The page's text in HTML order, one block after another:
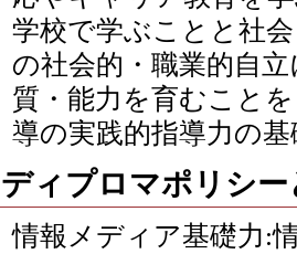
学校で学ぶことと社
の社会的・職業的自
質・能力を育むこと
導の実践的指導力の
ディプロマポリシー
情報メディア基礎力: